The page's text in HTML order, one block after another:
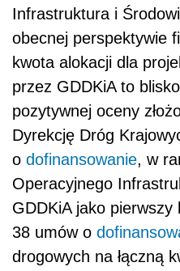
Infrastruktura i
obecnej perspektywie
kwota alokacji dla
przez GDDKiA to
pozytywnej oceny
Dyrekcję Dróg
o dofinansowanie, w
Operacyjnego
GDDKiA jako pierwszy
38 umów o
drogowych na łączną